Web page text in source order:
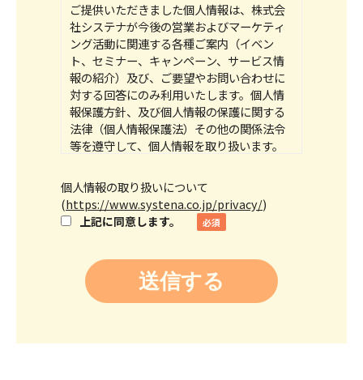
ご提供いただきました個人情報は、株式会
社システナが今後の営業およびマーケティ
ング活動に関連する各種ご案内（イベン
ト、セミナー、キャンペーン、サービス情
報の紹介）及び、ご要望やお問い合わせに
対する回答にのみ利用いたします。個人情
報保護方針、及び個人情報の保護に関する
法律（個人情報保護法）その他の関係法令
等を遵守して、個人情報を取り扱います。
は、「個人情報の取り扱いについて（下記
リンク）」をご参照ください。
個人情報の取り扱いについて
(https://www.systena.co.jp/privacy/)
上記に同意します。